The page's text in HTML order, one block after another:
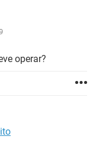
operar?